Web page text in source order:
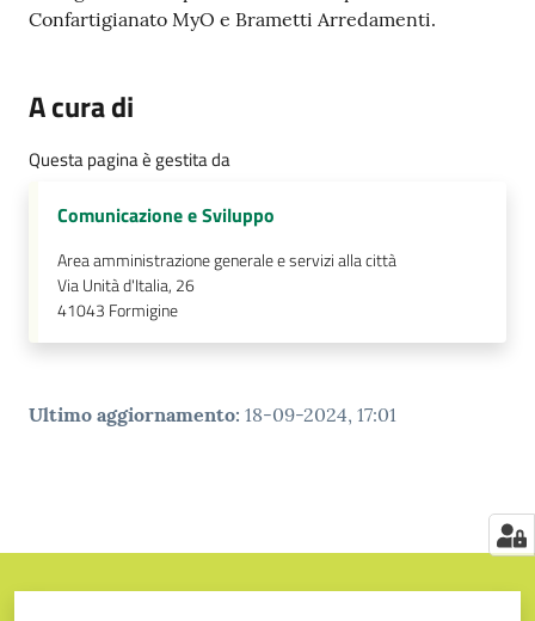
Confartigianato MyO e Brametti Arredamenti.
A cura di
Questa pagina è gestita da
Comunicazione e Sviluppo
Area amministrazione generale e servizi alla città
Via Unità d'Italia, 26
41043 Formigine
Ultimo aggiornamento: 18-09-2024, 17:01